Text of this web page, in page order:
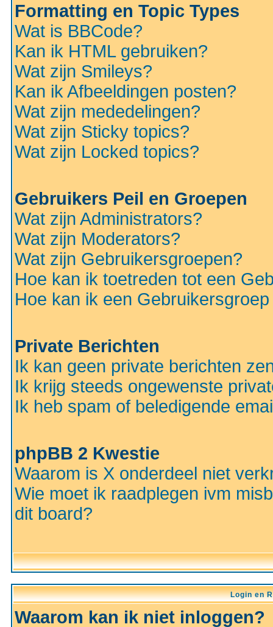
Formatting en Topic Types
Wat is BBCode?
Kan ik HTML gebruiken?
Wat zijn Smileys?
Kan ik Afbeeldingen posten?
Wat zijn mededelingen?
Wat zijn Sticky topics?
Wat zijn Locked topics?
Gebruikers Peil en Groepen
Wat zijn Administrators?
Wat zijn Moderators?
Wat zijn Gebruikersgroepen?
Hoe kan ik toetreden tot een
Hoe kan ik een
Private Berichten
Ik kan geen private berichten
Ik krijg steeds ongewenste
Ik heb spam of beledigende
phpBB 2 Kwestie
Waarom is X onderdeel niet
Wie moet ik raadplegen ivm
dit board?
Login en
Waarom kan ik niet inloggen?